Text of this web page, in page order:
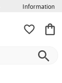
Information